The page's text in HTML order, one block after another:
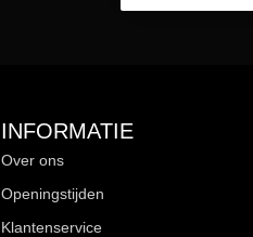
INFORMATIE
Over ons
Openingstijden
Klantenservice